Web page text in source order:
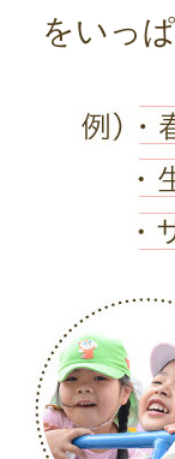
をいっ